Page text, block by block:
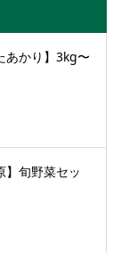
あかり】3kg〜
】旬野菜セッ